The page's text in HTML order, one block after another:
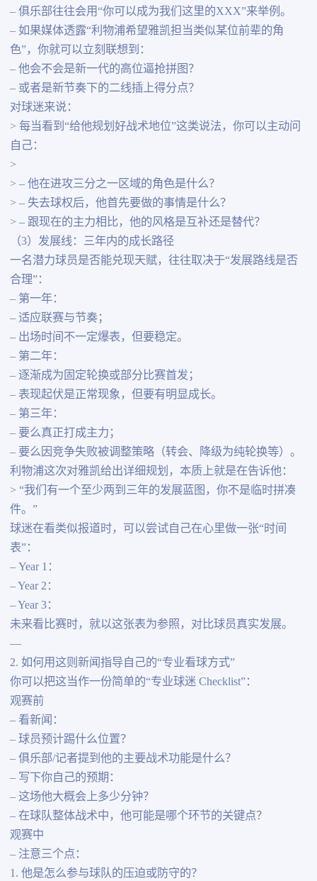
– 俱乐部往往会用“你可以成为我们这里的XXX”来举例。
– 如果媒体透露“利物浦希望雅凯担当类似某位前辈的角
色”，你就可以立刻联想到：
– 他会不会是新一代的高位逼抢拼图？
– 或者是新节奏下的二线插上得分点？
对球迷来说：
> 每当看到“给他规划好战术地位”这类说法，你可以主动问
自己：
>
> – 他在进攻三分之一区域的角色是什么？
> – 失去球权后，他首先要做的事情是什么？
> – 跟现在的主力相比，他的风格是互补还是替代？
（3）发展线：三年内的成长路径
一名潜力球员是否能兑现天赋，往往取决于“发展路线是否
合理”：
– 第一年：
– 适应联赛与节奏；
– 出场时间不一定爆表，但要稳定。
– 第二年：
– 逐渐成为固定轮换或部分比赛首发；
– 表现起伏是正常现象，但要有明显成长。
– 第三年：
– 要么真正打成主力；
– 要么因竞争失败被调整策略（转会、降级为纯轮换等）。
利物浦这次对雅凯给出详细规划，本质上就是在告诉他：
> “我们有一个至少两到三年的发展蓝图，你不是临时拼凑
件。”
球迷在看类似报道时，可以尝试自己在心里做一张“时间
表”：
– Year 1：
– Year 2：
– Year 3：
未来看比赛时，就以这张表为参照，对比球员真实发展。
—
2. 如何用这则新闻指导自己的“专业看球方式”
你可以把这当作一份简单的“专业球迷 Checklist”：
观赛前
– 看新闻：
– 球员预计踢什么位置？
– 俱乐部/记者提到他的主要战术功能是什么？
– 写下你自己的预期：
– 这场他大概会上多少分钟？
– 在球队整体战术中，他可能是哪个环节的关键点？
观赛中
– 注意三个点：
1. 他是怎么参与球队的压迫或防守的？